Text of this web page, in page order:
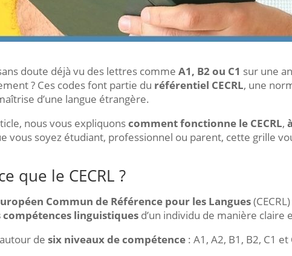
doute déjà vu des lettres comme A1, B2 ou C1 sur une
? Ces codes font partie du référentiel CECRL, une
d’une langue étrangère.
nous vous expliquonscomment fonctionne le CECRL,
vous soyez étudiant, professionnel ou parent, cette grille
que le CECRL ?
Commun de Référence pour les Langues
compétences linguistiques d’un individu de manière
de six niveaux de compétence : A1, A2, B1, B2, C1